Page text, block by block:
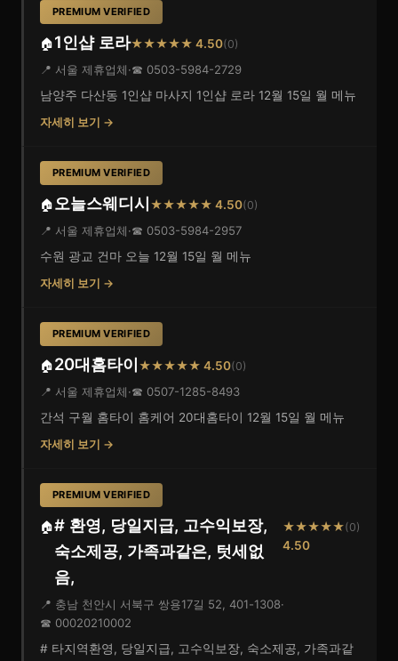
PREMIUM VERIFIED
🏠1인샵 로라★★★★★ 4.50(0)
📍 서울 제휴업체·☎ 0503-5984-2729
남양주 다산동 1인샵 마사지 1인샵 로라 12월 15일 월 메뉴
자세히 보기 →
PREMIUM VERIFIED
🏠오늘스웨디시★★★★★ 4.50(0)
📍 서울 제휴업체·☎ 0503-5984-2957
수원 광교 건마 오늘 12월 15일 월 메뉴
자세히 보기 →
PREMIUM VERIFIED
🏠20대홈타이★★★★★ 4.50(0)
📍 서울 제휴업체·☎ 0507-1285-8493
간석 구월 홈타이 홈케어 20대홈타이 12월 15일 월 메뉴
자세히 보기 →
PREMIUM VERIFIED
🏠# 환영, 당일지급, 고수익보장,
숙소제공, 가족과같은, 텃세없
음,
★★★★★
4.50
(0)
📍 충남 천안시 서북구 쌍용17길 52, 401-1308·
☎ 00020210002
# 타지역환영, 당일지급, 고수익보장, 숙소제공, 가족과같